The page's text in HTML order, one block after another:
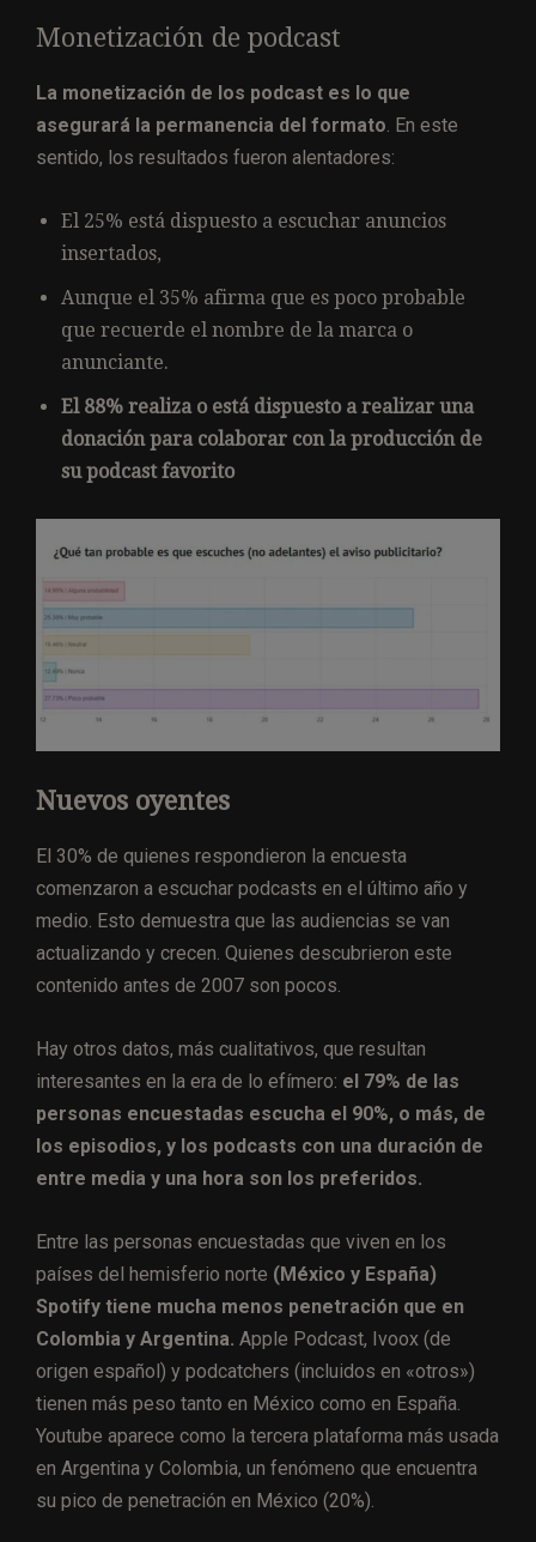
Monetización de podcast
La monetización de los podcast es lo que
asegurará la permanencia del formato. En este
sentido, los resultados fueron alentadores:
El 25% está dispuesto a escuchar anuncios
insertados,
Aunque el 35% afirma que es poco probable
que recuerde el nombre de la marca o
anunciante.
El 88% realiza o está dispuesto a realizar una
donación para colaborar con la producción de
su podcast favorito
Nuevos oyentes
El 30% de quienes respondieron la encuesta
comenzaron a escuchar podcasts en el último año y
medio. Esto demuestra que las audiencias se van
actualizando y crecen. Quienes descubrieron este
contenido antes de 2007 son pocos.
Hay otros datos, más cualitativos, que resultan
interesantes en la era de lo efímero: el 79% de las
personas encuestadas escucha el 90%, o más, de
los episodios, y los podcasts con una duración de
entre media y una hora son los preferidos.
Entre las personas encuestadas que viven en los
países del hemisferio norte (México y España)
Spotify tiene mucha menos penetración que en
Colombia y Argentina. Apple Podcast, Ivoox (de
origen español) y podcatchers (incluidos en «otros»)
tienen más peso tanto en México como en España.
Youtube aparece como la tercera plataforma más usada
en Argentina y Colombia, un fenómeno que encuentra
su pico de penetración en México (20%).